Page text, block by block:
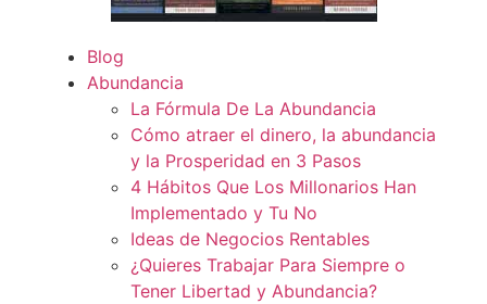
Blog
Abundancia
La Fórmula De La Abundancia
Cómo atraer el dinero, la abundancia
y la Prosperidad en 3 Pasos
4 Hábitos Que Los Millonarios Han
Implementado y Tu No
Ideas de Negocios Rentables
¿Quieres Trabajar Para Siempre o
Tener Libertad y Abundancia?